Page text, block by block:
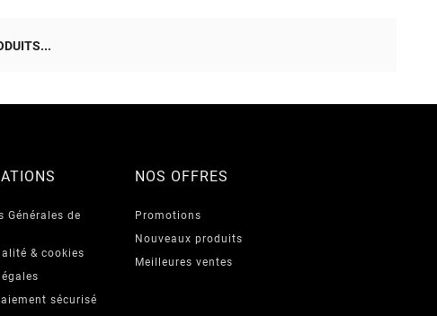
Générales de
& cookies
sécurisé
NOS OFFRES
Promotions
Nouveaux produits
Meilleures ventes